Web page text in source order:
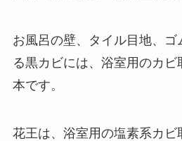
お風呂の壁、タイル目地、ゴ
る黒カビには、浴室用のカ
本です。
花王は、浴室用の塩素系カビ